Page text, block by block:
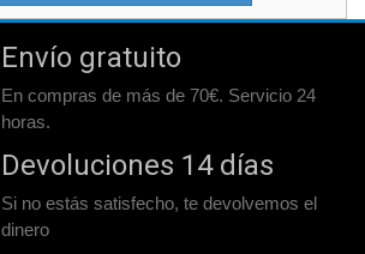
Envío gratuito
En compras de más de 70€. Servicio 24
horas.
Devoluciones 14 días
Si no estás satisfecho, te devolvemos el
dinero